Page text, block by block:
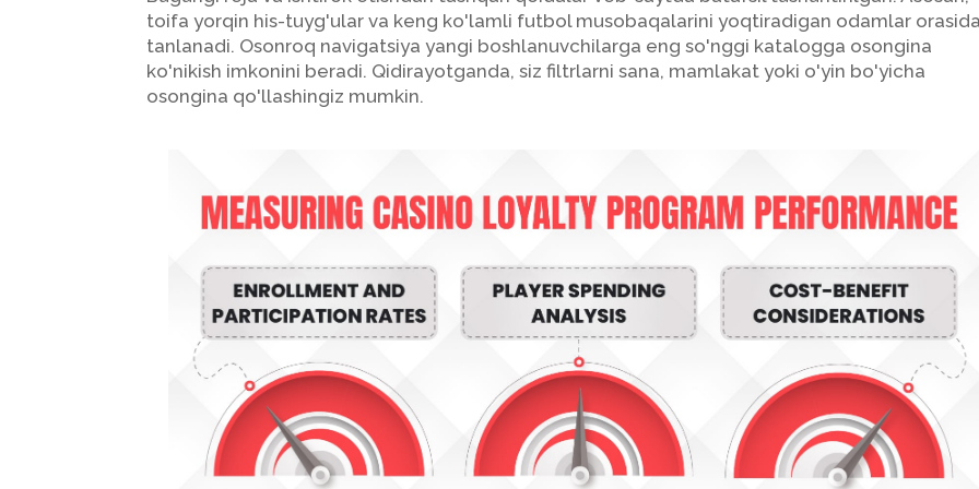
toifa yorqin his-tuyg'ular va keng ko'lamli futbol musobaqalarini yoqtiradigan odamlar
tanlanadi. Osonroq navigatsiya yangi boshlanuvchilarga eng so'nggi katalogga osongina
ko'nikish imkonini beradi. Qidirayotganda, siz filtrlarni sana, mamlakat yoki o'yin bo'yicha
osongina qo'llashingiz mumkin.